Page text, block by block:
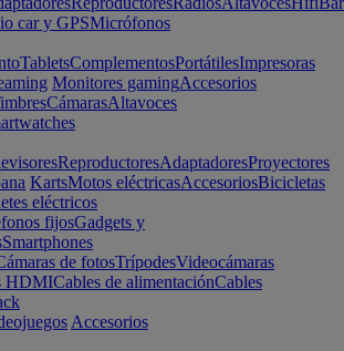
car y GPSMicrófonos
TabletsComplementosPortátilesImpresoras
Monitores gamingAccesorios
CámarasAltavoces
ReproductoresAdaptadoresProyectores
KartsMotos eléctricasAccesoriosBicicletas
eléctricos
fijosGadgets y
Smartphones
de fotosTrípodesVideocámaras
HDMICables de alimentaciónCables
Accesorios